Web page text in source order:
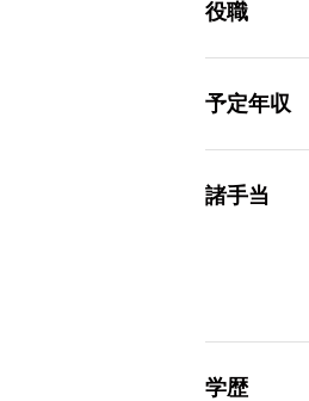
役職
予定年収
諸手当
学歴